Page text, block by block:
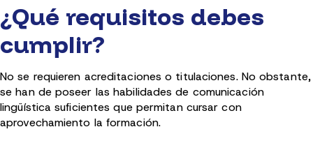
¿Qué requisitos debes
cumplir?
No se requieren acreditaciones o titulaciones. No obstante,
se han de poseer las habilidades de comunicación
lingüística suficientes que permitan cursar con
aprovechamiento la formación.